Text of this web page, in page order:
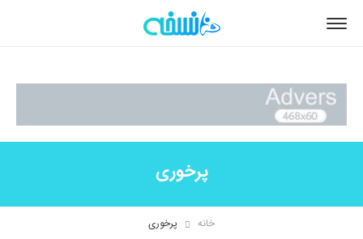
پرخوری
خانه پرخوری